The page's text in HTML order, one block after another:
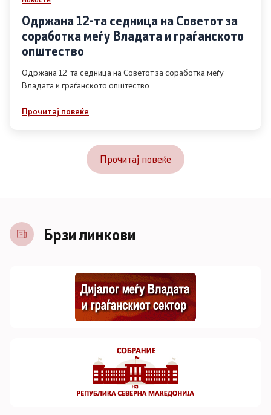
Одржана 12-та седница на Советот за
соработка меѓу Владата и граѓанското
општество
Одржана 12-та седница на Советот за соработка меѓу
Владата и граѓанското општество
Прочитај повеќе
Прочитај повеќе
Брзи линкови